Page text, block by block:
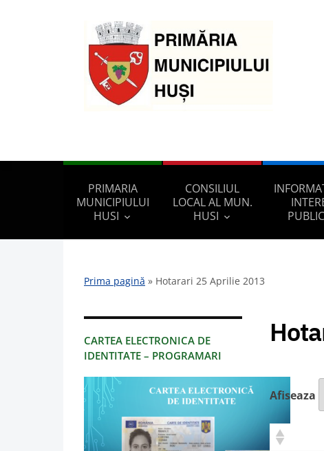
PRIMARIA
MUNICIPIULUI
HUSI
CONSILIUL
LOCAL AL MUN.
HUSI
PUBLIC
Prima pagină » Hotarari 25 Aprilie 2013
CARTEA ELECTRONICA DE
IDENTITATE – PROGRAMARI
Afiseaza